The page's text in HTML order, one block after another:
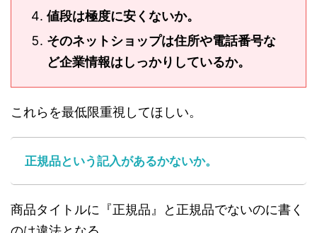
値段は極度に安くないか。
そのネットショップは住所や電話番号な
ど企業情報はしっかりしているか。
これらを最低限重視してほしい。
正規品という記入があるかないか。
商品タイトルに『正規品』と正規品でないのに書く